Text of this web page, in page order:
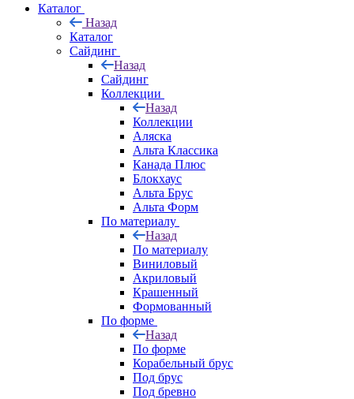
Каталог
Назад
Каталог
Сайдинг
Назад
Сайдинг
Коллекции
Назад
Коллекции
Аляска
Альта Классика
Канада Плюс
Блокхаус
Альта Брус
Альта Форм
По материалу
Назад
По материалу
Виниловый
Акриловый
Крашенный
Формованный
По форме
Назад
По форме
Корабельный брус
Под брус
Под бревно